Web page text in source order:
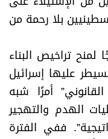
بلا رحمة من
تراخيص البناء
عليها إسرائيل
أمرًا شبه
الهدم والتهجير
ففي الفترة